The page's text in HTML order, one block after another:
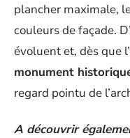
plancher maximale,
couleurs de façade.
évoluent et, dès que
monument
regard pointu de
A découvrir